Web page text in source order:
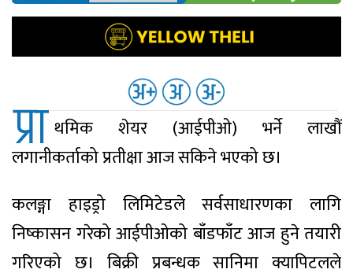
अन्य
प्रा थमिक शेयर (आईपीओ) भर्ने लाखौं
लगानीकर्ताको प्रतीक्षा आज सकिने भएको छ।
कलङ्गा हाइड्रो लिमिटेडले सर्वसाधारणका लागि
निष्कासन गरेको आईपीओको बाँडफाँट आज हुने तयारी
गरिएको छ। बिक्री प्रबन्धक सानिमा क्यापिटलले